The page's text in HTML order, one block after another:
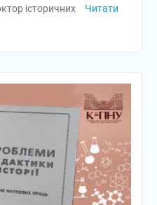
історичних
Читати